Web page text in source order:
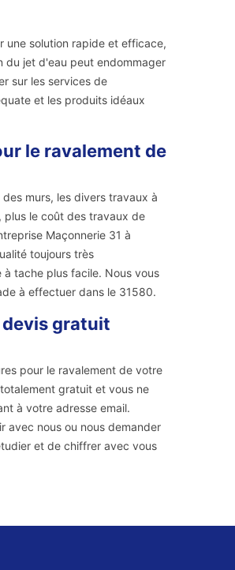
une solution rapide et efficace,
du jet d'eau peut endommager
sur les services de
et les produits idéaux
le ravalement de
murs, les divers travaux à
plus le coût des travaux de
Maçonnerie 31 à
toujours très
à tache plus facile. Nous vous
à effectuer dans le 31580.
gratuit
pour le ravalement de votre
gratuit et vous ne
à votre adresse email.
avec nous ou nous demander
et de chiffrer avec vous